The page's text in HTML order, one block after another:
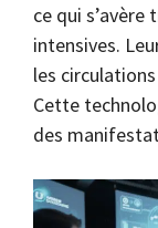
ce qui
intensives.
les
Cette
des